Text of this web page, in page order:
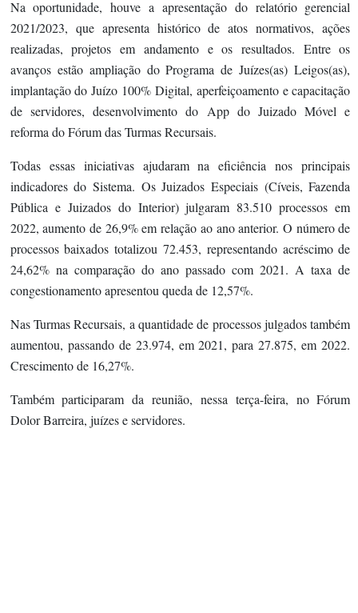
Na oportunidade, houve a apresentação do relatório gerencial
2021/2023, que apresenta histórico de atos normativos, ações
realizadas, projetos em andamento e os resultados. Entre os
avanços estão ampliação do Programa de Juízes(as) Leigos(as),
implantação do Juízo 100% Digital, aperfeiçoamento e capacitação
de servidores, desenvolvimento do App do Juizado Móvel e
reforma do Fórum das Turmas Recursais.
Todas essas iniciativas ajudaram na eficiência nos principais
indicadores do Sistema. Os Juizados Especiais (Cíveis, Fazenda
Pública e Juizados do Interior) julgaram 83.510 processos em
2022, aumento de 26,9% em relação ao ano anterior. O número de
processos baixados totalizou 72.453, representando acréscimo de
24,62% na comparação do ano passado com 2021. A taxa de
congestionamento apresentou queda de 12,57%.
Nas Turmas Recursais, a quantidade de processos julgados também
aumentou, passando de 23.974, em 2021, para 27.875, em 2022.
Crescimento de 16,27%.
Também participaram da reunião, nessa terça-feira, no Fórum
Dolor Barreira, juízes e servidores.